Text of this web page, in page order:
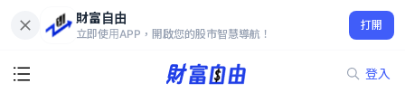
財富自由
立即使用APP，開啟您的股市智慧導航！
打開
登入
3.90
-0.5%